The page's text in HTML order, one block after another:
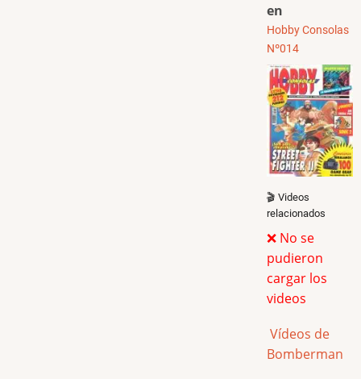
en
Hobby Consolas
Nº014
🎬 Videos
relacionados
❌ No se
pudieron
cargar los
videos
Vídeos de
Bomberman